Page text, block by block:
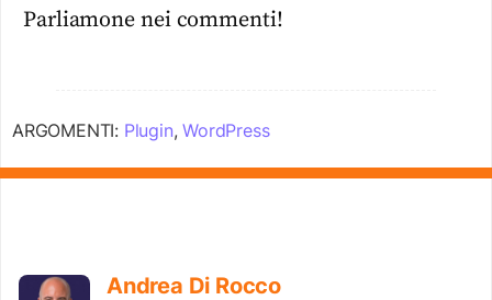
Parliamone nei commenti!
ARGOMENTI: Plugin,WordPress
Andrea Di Rocco